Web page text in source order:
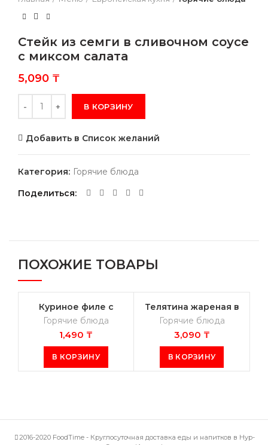
Стейк из семги в сливочном соусе
с миксом салата
5,090 ₸
Количество
В КОРЗИНУ
Добавить в Список желаний
Категория: Горячие блюда
Поделиться
ПОХОЖИЕ ТОВАРЫ
Куриное филе с
овощами и карри
специями
Горячие блюда
1,490 ₸
В КОРЗИНУ
Телятина жареная в
соусе демиглас с
лесными грибочками
Горячие блюда
3,090 ₸
В КОРЗИНУ
2016-2020 FoodTime - Круглосуточная доставка еды и напитков в Нур-